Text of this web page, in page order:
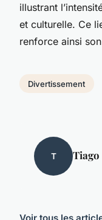
illustrant
et culturelle. Ce
renforce ainsi
Divertissement
T Tiago